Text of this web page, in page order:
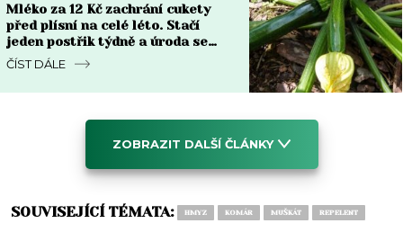
Mléko za 12 Kč zachrání cukety
před plísní na celé léto. Stačí
jeden postřik týdně a úroda se
zdvojnásobí
ČÍST DÁLE
ZOBRAZIT DALŠÍ ČLÁNKY
SOUVISEJÍCÍ TÉMATA: HMYZ KOMÁR MUŠKÁT REPELENT